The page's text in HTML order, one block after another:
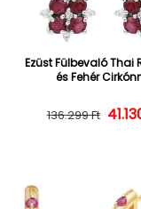
Ezüst Fülbevaló Thai
és Fehér
136.299 Ft